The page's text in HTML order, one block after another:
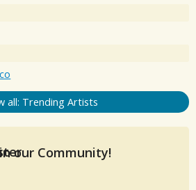
all: Trending Artists
our Community!